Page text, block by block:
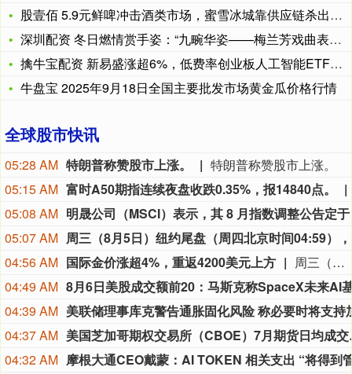
股壹佰 5.9元鲜啤冲击酒类市场，蜜雪冰城靠供应链杀出重围
深圳配资 冬日燃情赏手姿：“九畹华姿——梅兰芳戏曲表演手势展
擒牛宝配资 新易盛涨超6%，低费率创业板人工智能ETF华夏（
牛盘宝 2025年9月18日全国主要批发市场黄金瓜价格行情
全球股市快讯
05:28 AM 特朗普称赞股市上涨。
特朗普称赞股市上涨。
05:15 AM 富时A50期指连续夜盘收跌0.35%，报14840点。
05:08 AM
05:07 AM
04:56 AM 国际金价涨超4%，重返4200美元上方
周三（8月5日）纽约尾盘，现货黄金涨4.11%，报4245.39美元/盎司，亚太盘初以来持续上涨，北京时间23:00以来高位窄幅震荡、02:23刷新日高至4267.78美元。现货白银涨4.12%，报62.0075美元/盎司，亚太盘初以来也持续走高、22:10刷新日高至62.7770美元。COMEX铜期货涨1.47%，报6.7410美元/磅，02:30曾涨至6.7650美元。现货铂金跌0.10%，现货钯金涨1.33%。在美股时段交易的费城金银指数收涨6.86%，报345.93点，美股盘初持续上涨、22:00以来高位震荡。在全球市场全天交易的纽约证交所ARCA金矿开采商指数涨7.33%，报2395.57点，亚太盘初以来维持微幅上涨状态、持稳于2250点附近，美股开盘时跳空走高至2350点上方、随后高位震荡。在美股时段交易的原材料指数收涨1.62%，金属与矿业指数收涨1.42%。
04:49 AM
04:39 AM
04:37 AM
美国芝加哥期权交
04:32 AM